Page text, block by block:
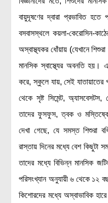
টাইমলাইন
প্রশ্নমালা
লেখকদের আঙিনা
প্রবেশ
নিবন্ধন
আপনার প্রোফাইল
বিজ্ঞানযাত্রায় লেখা জমা
তথ্য ও যোগাযোগ
বিজ্ঞানযাত্রা ম্যাগাজিন
বিজ্ঞানযাত্রা সংবাদ/বিজ্ঞপ্তি
বায়ুদূষণের দ্বারা প্রভাবিত
বসবাসস্থলে কয়লা-কেরোসিন-
অস্বাস্থ্যকর ধোঁয়ায় (যেখানে
মানসিক স্বাস্থ্যের অবনতি হয়।
করে, স্কুলে যায়, সেই
থেকে সৃষ্ট সিমেন্ট, অ্যাসবেসটস,
তাদের ফুসফুস, ত্বক ও মস্তিষ্কের
দেখা গেছে, যে সমস্ত শিশুরা
রাস্তায় দিনের মধ্যে বেশ কিছুটা
তাদের মধ্যে বিভিন্ন মানসিক
পরিসংখ্যান অনুযায়ী ৬ থেকে ১২
কিশোরদের মধ্যে অস্বাভাবিক